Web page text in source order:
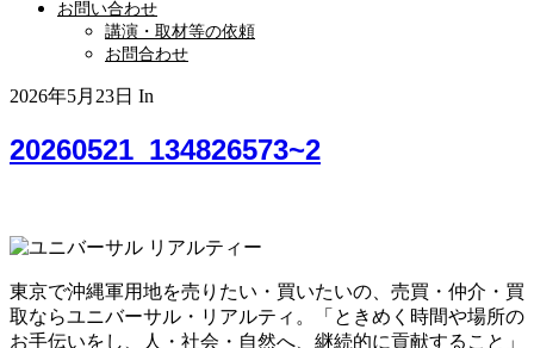
お問い合わせ
講演・取材等の依頼
お問合わせ
2026年5月23日 In
20260521_134826573~2
東京で沖縄軍用地を売りたい・買いたいの、売買・仲介・買
取ならユニバーサル・リアルティ。「ときめく時間や場所の
お手伝いをし、人・社会・自然へ、継続的に貢献すること」